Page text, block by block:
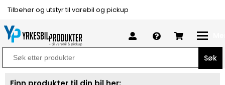
Tilbehør og utstyr til varebil og pickup
Search
for: